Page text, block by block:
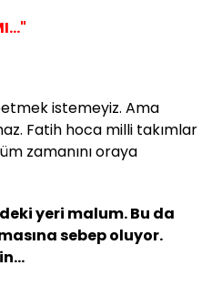
istemeyiz. Ama
Fatih hoca milli takımlar
zamanını oraya
yeri malum. Bu da
sebep oluyor.